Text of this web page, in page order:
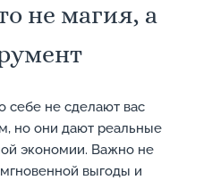
не магия, а
себе не сделают вас
но они дают реальные
экономии. Важно не
выгоды и